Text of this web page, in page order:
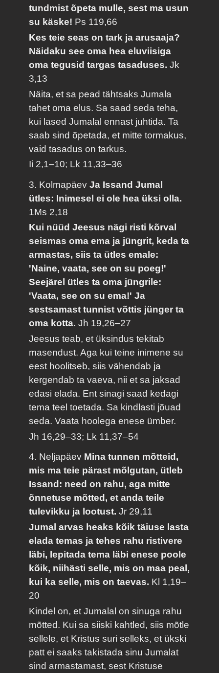
tundmist õpeta mulle, sest ma usun
su käske! Ps 119,66
Kes teie seas on tark ja arusaaja?
Näidaku see oma hea eluviisiga
oma tegusid targas tasaduses.Jk
3,13
Näita, et sa pead tähtsaks Jumala
tahet oma elus. Sa saad seda teha,
kui lased Jumalal ennast juhtida. Ta
saab sind õpetada, et mitte tormakus,
vaid tasadus on tarkus.
Ii 2,1–10; Lk 11,33–36
3. KolmapäevJa Issand Jumal
ütles: Inimesel ei ole hea üksi olla.
1Ms 2,18
Kui nüüd Jeesus nägi risti kõrval
seismas oma ema ja jüngrit, keda ta
armastas, siis ta ütles emale:
'Naine, vaata, see on su poeg!'
Seejärel ütles ta oma jüngrile:
'Vaata, see on su ema!' Ja
sestsamast tunnist võttis jünger ta
oma kotta.Jh 19,26–27
Jeesus teab, et üksindus tekitab
masendust. Aga kui teine inimene su
eest hoolitseb, siis vähendab ja
kergendab ta vaeva, nii et sa jaksad
edasi elada. Ent sinagi saad kedagi
tema teel toetada. Sa kindlasti jõuad
seda. Vaata hoolega enese ümber.
Jh 16,29–33; Lk 11,37–54
4. Neljapäev Mina tunnen mõtteid,
mis ma teie pärast mõlgutan, ütleb
Issand: need on rahu, aga mitte
õnnetuse mõtted, et anda teile
tulevikku ja lootust.Jr 29,11
Jumal arvas heaks kõik täiuse lasta
elada temas ja tehes rahu ristivere
läbi, lepitada tema läbi enese poole
kõik, niihästi selle, mis on maa peal,
kui ka selle, mis on taevas. Kl 1,19–
20
Kindel on, et Jumalal on sinuga rahu
mõtted. Kui sa siiski kahtled, siis mõtle
sellele, et Kristus suri selleks, et ükski
patt ei saaks takistada sinu Jumalat
sind armastamast, sest Kristuse